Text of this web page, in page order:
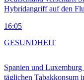
Hybridangriff auf den
16:05
Spanien und
täglichen Tabakkonsum
GESUNDHEIT